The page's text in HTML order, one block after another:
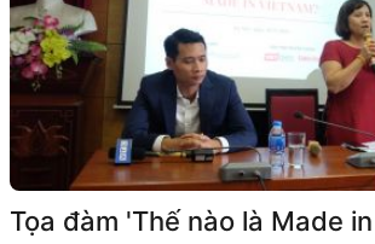
Tọa đàm 'Thế nào là Made